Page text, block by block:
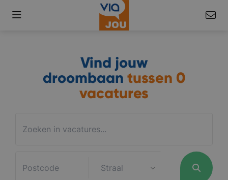
Vind jouw
droombaan tussen 0
vacatures